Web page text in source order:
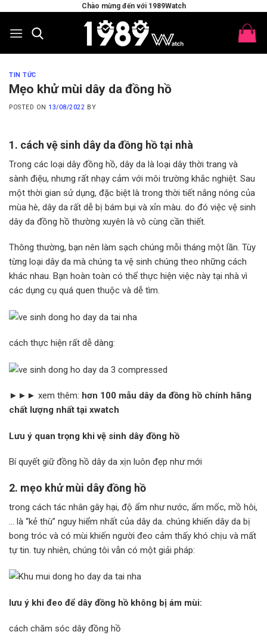
content
Chào mừng đến với 1989Watch
TIN TỨC
Mẹo khử mùi dây da đồng hồ
POSTED ON 13/08/2022 BY
1. cách vệ sinh dây da đồng hồ tại nhà
Trong các loại dây đồng hồ, dây da là loại dây thời trang và
sành điệu, nhưng rất nhạy cảm với môi trường khắc nghiệt. Sau
một thời gian sử dụng, đặc biệt là trong thời tiết nắng nóng của
mùa hè, dây da rất dễ bị bám bụi và xỉn màu. do đó việc vệ sinh
dây da đồng hồ thường xuyên là vô cùng cần thiết.
Thông thường, bạn nên làm sạch chúng mỗi tháng một lần. Tùy
từng loại dây da mà chúng ta vệ sinh chúng theo những cách
khác nhau. Bạn hoàn toàn có thể thực hiện việc này tại nhà vì
các dụng cụ quá quen thuộc và dễ tìm.
cách thực hiện rất dễ dàng:
►►► xem thêm: hơn 100 mẫu dây da đồng hồ chính hãng
chất lượng nhất tại xwatch
Lưu ý quan trọng khi vệ sinh dây đồng hồ
Bí quyết giữ đồng hồ dây da xịn luôn đẹp như mới
2. mẹo khử mùi dây đồng hồ
trong cách tác nhân gây hại, độ ẩm như nước, ẩm mốc, mồ hôi,
… là “kẻ thù” nguy hiểm nhất của dây da. chúng khiến dây da bị
bong tróc và có mùi khiến người đeo cảm thấy khó chịu và mất
tự tin. tuy nhiên, chúng tôi vẫn có một giải pháp:
lưu ý khi đeo để dây đồng hồ không bị ám mùi:
cách chăm sóc dây đồng hồ